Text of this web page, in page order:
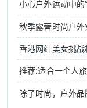
小心户外运动中的
秋季露营时尚户
香港网红美女挑
推荐:适合一个人
除了时尚，户外品